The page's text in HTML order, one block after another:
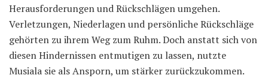
Herausforderungen und Rückschlägen umgehen.
Verletzungen, Niederlagen und persönliche Rückschläge
gehörten zu ihrem Weg zum Ruhm. Doch anstatt sich von
diesen Hindernissen entmutigen zu lassen, nutzte
Musiala sie als Ansporn, um stärker zurückzukommen.